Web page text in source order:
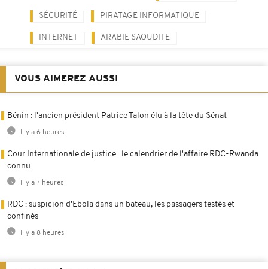
SÉCURITÉ PIRATAGE INFORMATIQUE
INTERNET ARABIE SAOUDITE
VOUS AIMEREZ AUSSI
Bénin : l'ancien président Patrice Talon élu à la tête du Sénat
Il y a 6 heures
Cour Internationale de justice : le calendrier de l'affaire RDC-Rwanda
connu
Il y a 7 heures
RDC : suspicion d'Ebola dans un bateau, les passagers testés et
confinés
Il y a 8 heures